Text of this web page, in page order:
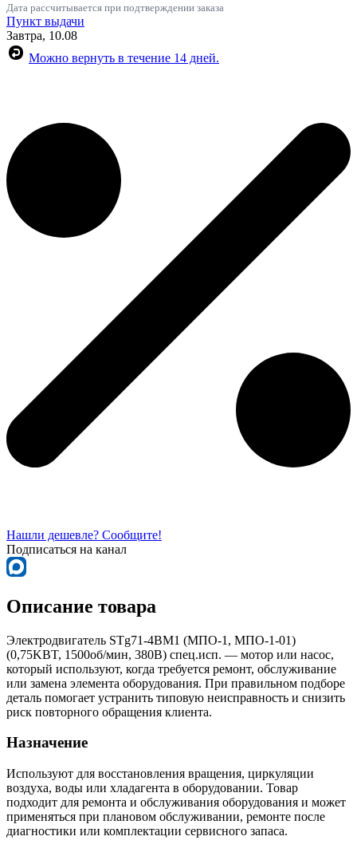
Дата рассчитывается при подтверждении заказа
Пункт выдачи
Завтра, 10.08
Можно вернуть в течение 14 дней.
Нашли дешевле? Сообщите!
Подписаться на канал
Описание товара
Электродвигатель STg71-4BM1 (МПО-1, МПО-1-01)
(0,75KBT, 1500об/мин, 380В) спец.исп. — мотор или насос,
который используют, когда требуется ремонт, обслуживание
или замена элемента оборудования. При правильном подборе
деталь помогает устранить типовую неисправность и снизить
риск повторного обращения клиента.
Назначение
Используют для восстановления вращения, циркуляции
воздуха, воды или хладагента в оборудовании. Товар
подходит для ремонта и обслуживания оборудования и может
применяться при плановом обслуживании, ремонте после
диагностики или комплектации сервисного запаса.